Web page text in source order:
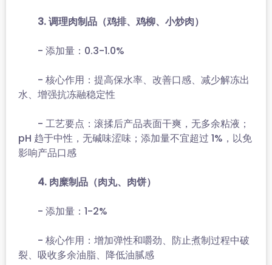
3. 调理肉制品（鸡排、鸡柳、小炒肉）
- 添加量：0.3-1.0%
- 核心作用：提高保水率、改善口感、减少解冻出
水、增强抗冻融稳定性
- 工艺要点：滚揉后产品表面干爽，无多余粘液；
pH 趋于中性，无碱味涩味；添加量不宜超过 1%，以免
影响产品口感
4. 肉糜制品（肉丸、肉饼）
- 添加量：1-2%
- 核心作用：增加弹性和嚼劲、防止煮制过程中破
裂、吸收多余油脂、降低油腻感